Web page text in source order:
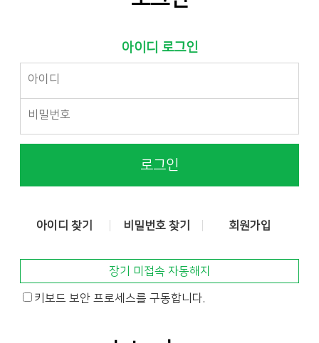
아이디 로그인
로그인
아이디 찾기 비밀번호 찾기 회원가입
장기 미접속 자동해지
키보드 보안 프로세스를 구동합니다.